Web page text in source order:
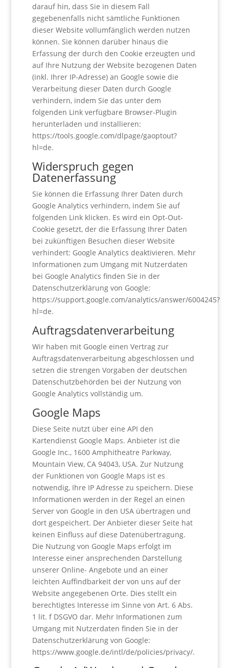
darauf hin, dass Sie in diesem Fall
gegebenenfalls nicht sämtliche Funktionen
dieser Website vollumfänglich werden nutzen
können. Sie können darüber hinaus die
Erfassung der durch den Cookie erzeugten und
auf Ihre Nutzung der Website bezogenen Daten
(inkl. Ihrer IP-Adresse) an Google sowie die
Verarbeitung dieser Daten durch Google
verhindern, indem Sie das unter dem
folgenden Link verfügbare Browser-Plugin
herunterladen und installieren:
https://tools.google.com/dlpage/gaoptout?
hl=de.
Widerspruch gegen
Datenerfassung
Sie können die Erfassung Ihrer Daten durch
Google Analytics verhindern, indem Sie auf
folgenden Link klicken. Es wird ein Opt-Out-
Cookie gesetzt, der die Erfassung Ihrer Daten
bei zukünftigen Besuchen dieser Website
verhindert: Google Analytics deaktivieren. Mehr
Informationen zum Umgang mit Nutzerdaten
bei Google Analytics finden Sie in der
Datenschutzerklärung von Google:
https://support.google.com/analytics/answer/6004245?
hl=de.
Auftragsdatenverarbeitung
Wir haben mit Google einen Vertrag zur
Auftragsdatenverarbeitung abgeschlossen und
setzen die strengen Vorgaben der deutschen
Datenschutzbehörden bei der Nutzung von
Google Analytics vollständig um.
Google Maps
Diese Seite nutzt über eine API den
Kartendienst Google Maps. Anbieter ist die
Google Inc., 1600 Amphitheatre Parkway,
Mountain View, CA 94043, USA. Zur Nutzung
der Funktionen von Google Maps ist es
notwendig, Ihre IP Adresse zu speichern. Diese
Informationen werden in der Regel an einen
Server von Google in den USA übertragen und
dort gespeichert. Der Anbieter dieser Seite hat
keinen Einfluss auf diese Datenübertragung.
Die Nutzung von Google Maps erfolgt im
Interesse einer ansprechenden Darstellung
unserer Online- Angebote und an einer
leichten Auffindbarkeit der von uns auf der
Website angegebenen Orte. Dies stellt ein
berechtigtes Interesse im Sinne von Art. 6 Abs.
1 lit. f DSGVO dar. Mehr Informationen zum
Umgang mit Nutzerdaten finden Sie in der
Datenschutzerklärung von Google:
https://www.google.de/intl/de/policies/privacy/.